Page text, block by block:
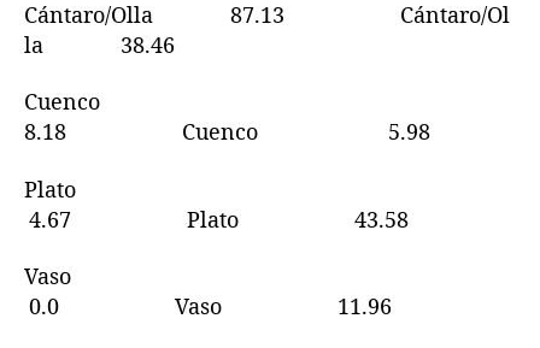
Cántaro/Olla 87.13 Cántaro/Ol
la 38.46
Cuenco
8.18 Cuenco 5.98
Plato
4.67 Plato 43.58
Vaso
0.0 Vaso 11.96